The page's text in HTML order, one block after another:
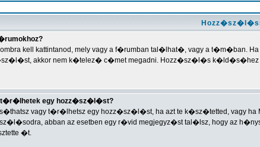
kell kattintanod, mely vagy a f�rumban tal�lhat�, vagy a
akkor nem k�telez� c�met megadni. Hozz�sz�l�s k�ld�s�hez
t�r�lhetek egy hozz�sz�l�st?
vagy t�r�lhetsz egy hozz�sz�l�st, ha azt te k�sz�tetted, vagy ha
abban az esetben egy r�vid megjegyz�st tal�lsz, hogy az
�t.